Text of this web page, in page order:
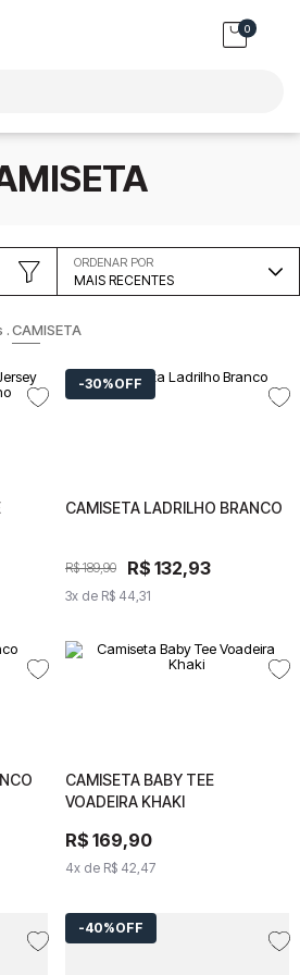
0
ORDENAR POR
MAIS RECENTES
CAMISETA
30%OFF
CAMISETA LADRILHO BRANCO
R$ 189,90 R$ 132,93
3x de R$ 44,31
CAMISETA LADRILHO
R$ 189 90 R$ 132,93
3x deR$ 44
CAMISETA BABY TEE
VOADEIRA KHAKI
R$ 169,90
4x de R$ 42,47
CAMISETA BABY TEE
VOADEIRA KHAKI
R$ 169,90
4x deR$ 42
40%OFF